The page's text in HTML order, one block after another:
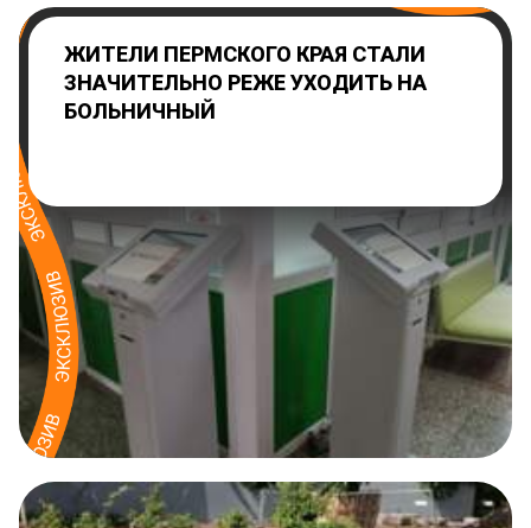
ЖИТЕЛИ ПЕРМСКОГО КРАЯ СТАЛИ
ЗНАЧИТЕЛЬНО РЕЖЕ УХОДИТЬ НА
БОЛЬНИЧНЫЙ